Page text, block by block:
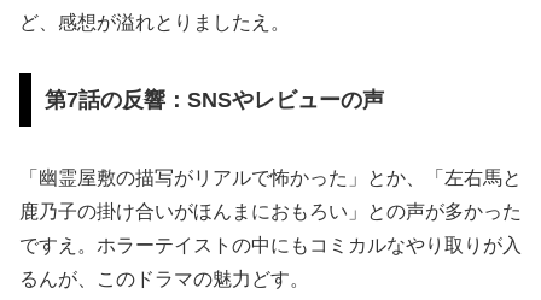
ど、感想が溢れとりましたえ。
第7話の反響：SNSやレビューの声
「幽霊屋敷の描写がリアルで怖かった」とか、「左右馬と
鹿乃子の掛け合いがほんまにおもろい」との声が多かった
ですえ。ホラーテイストの中にもコミカルなやり取りが入
るんが、このドラマの魅力どす。